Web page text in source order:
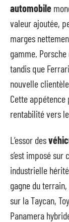
automobile
valeur ajoutée,
marges
gamme.
tandis que
nouvelle
Cette
rentabilité vers
L’essor des
s’est imposé
industrielle
gagne du
sur la Taycan,
Panamera